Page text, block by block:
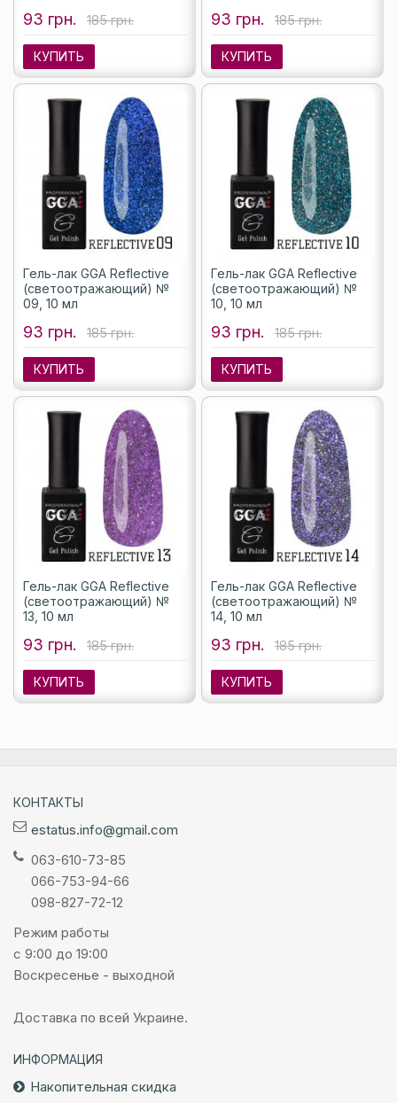
93 грн. 185 грн.
КУПИТЬ
93 грн. 185 грн.
КУПИТЬ
Гель-лак GGA Reflective
(светоотражающий) №
09, 10 мл
93 грн. 185 грн.
КУПИТЬ
Гель-лак GGA Reflective
(светоотражающий) №
10, 10 мл
93 грн. 185 грн.
КУПИТЬ
Гель-лак GGA Reflective
(светоотражающий) №
13, 10 мл
93 грн. 185 грн.
КУПИТЬ
Гель-лак GGA Reflective
(светоотражающий) №
14, 10 мл
93 грн. 185 грн.
КУПИТЬ
КОНТАКТЫ
estatus.info@gmail.com
063-610-73-85
066-753-94-66
098-827-72-12
Режим работы
с 9:00 до 19:00
Воскресенье - выходной
Доставка по всей Украине.
ИНФОРМАЦИЯ
Накопительная скидка